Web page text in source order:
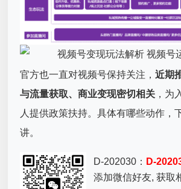
官方也一直对视频号保持关注，近期
与流量获取、商业变现密切相关 ，为
人提供政策扶持。具体有哪些动作，
讲。
D-202030： D-
添加微信好友, 获取